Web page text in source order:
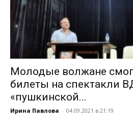
Молодые волжане
билеты на спектакли
«пушкинской...
Ирина Павлова - 04.09.2021 в 21:19